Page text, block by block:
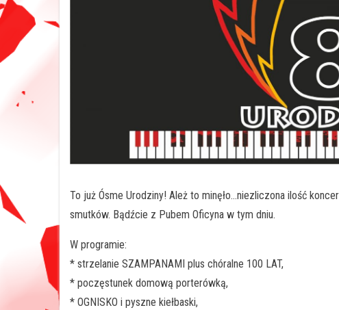
To już Ósme Urodziny! Ależ to minęło…niezliczona ilość
smutków. Bądźcie z Pubem Oficyna w tym dniu.
W programie:
* strzelanie SZAMPANAMI plus chóralne 100 LAT,
* poczęstunek domową porterówką,
* OGNISKO i pyszne kiełbaski,